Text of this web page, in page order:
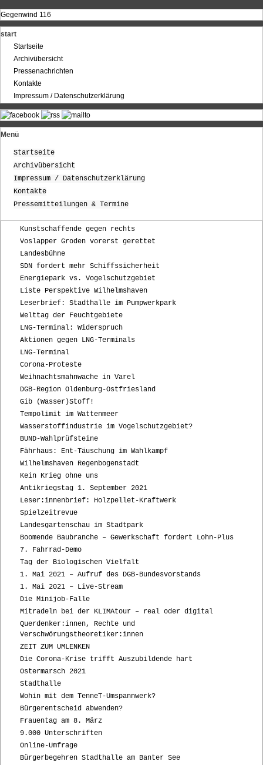
Gegenwind 116
start
Startseite
Archivübersicht
Pressenachrichten
Kontakte
Impressum / Datenschutzerklärung
Menü
Startseite
Archivübersicht
Impressum / Datenschutzerklärung
Kontakte
Pressemitteilungen & Termine
Kunstschaffende gegen rechts
Voslapper Groden vorerst gerettet
Landesbühne
SDN fordert mehr Schiffssicherheit
Energiepark vs. Vogelschutzgebiet
Liste Perspektive Wilhelmshaven
Leserbrief: Stadthalle im Pumpwerkpark
Welttag der Feuchtgebiete
LNG-Terminal: Widerspruch
Aktionen gegen LNG-Terminals
LNG-Terminal
Corona-Proteste
Weihnachtsmahnwache in Varel
DGB-Region Oldenburg-Ostfriesland
Gib (Wasser)Stoff!
Tempolimit im Wattenmeer
Wasserstoffindustrie im Vogelschutzgebiet?
BUND-Wahlprüfsteine
Fährhaus: Ent-Täuschung im Wahlkampf
Wilhelmshaven Regenbogenstadt
Kein Krieg ohne uns
Antikriegstag 1. September 2021
Leser:innenbrief: Holzpellet-Kraftwerk
Spielzeitrevue
Landesgartenschau im Stadtpark
Boomende Baubranche – Gewerkschaft fordert Lohn-Plus
7. Fahrrad-Demo
Tag der Biologischen Vielfalt
1. Mai 2021 – Aufruf des DGB-Bundesvorstands
1. Mai 2021 – Live-Stream
Die Minijob-Falle
Mitradeln bei der KLIMAtour – real oder digital
Querdenker:innen, Rechte und
Verschwörungstheoretiker:innen
ZEIT ZUM UMLENKEN
Die Corona-Krise trifft Auszubildende hart
Ostermarsch 2021
Stadthalle
Wohin mit dem TenneT-Umspannwerk?
Bürgerentscheid abwenden?
Frauentag am 8. März
9.000 Unterschriften
Online-Umfrage
Bürgerbegehren Stadthalle am Banter See